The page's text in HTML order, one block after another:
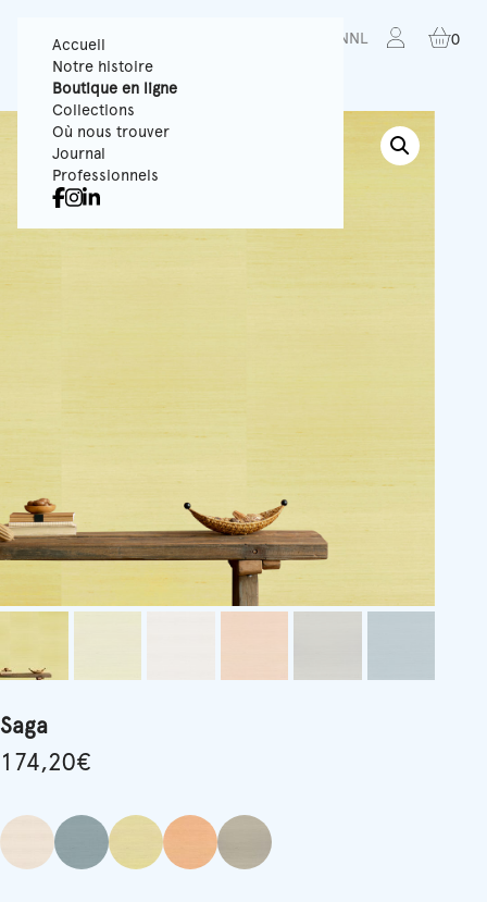
Accueil
Notre histoire
Boutique en ligne
Collections
Où nous trouver
Journal
Professionnels
EN NL 0
Saga
174,20€